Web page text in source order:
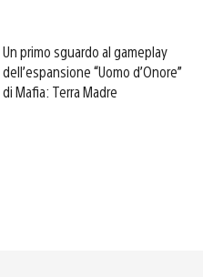
Un primo sguardo al gameplay
dell’espansione “Uomo d’Onore”
di Mafia: Terra Madre